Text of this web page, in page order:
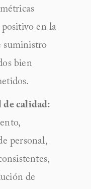
en la
suministro
bien
calidad:
personal,
de